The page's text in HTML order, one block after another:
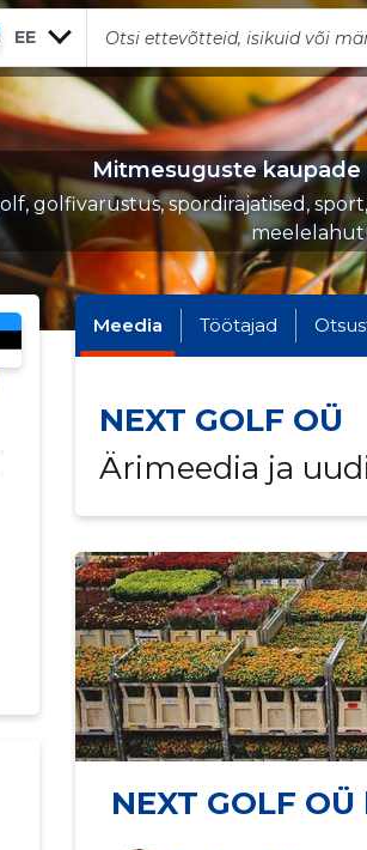
EE
Mitmesuguste
golfivarustus, spordirajatised,
Meedia Töötajad
NEXT GOLF OÜ
Ärimeedia ja
NEXT GOLF